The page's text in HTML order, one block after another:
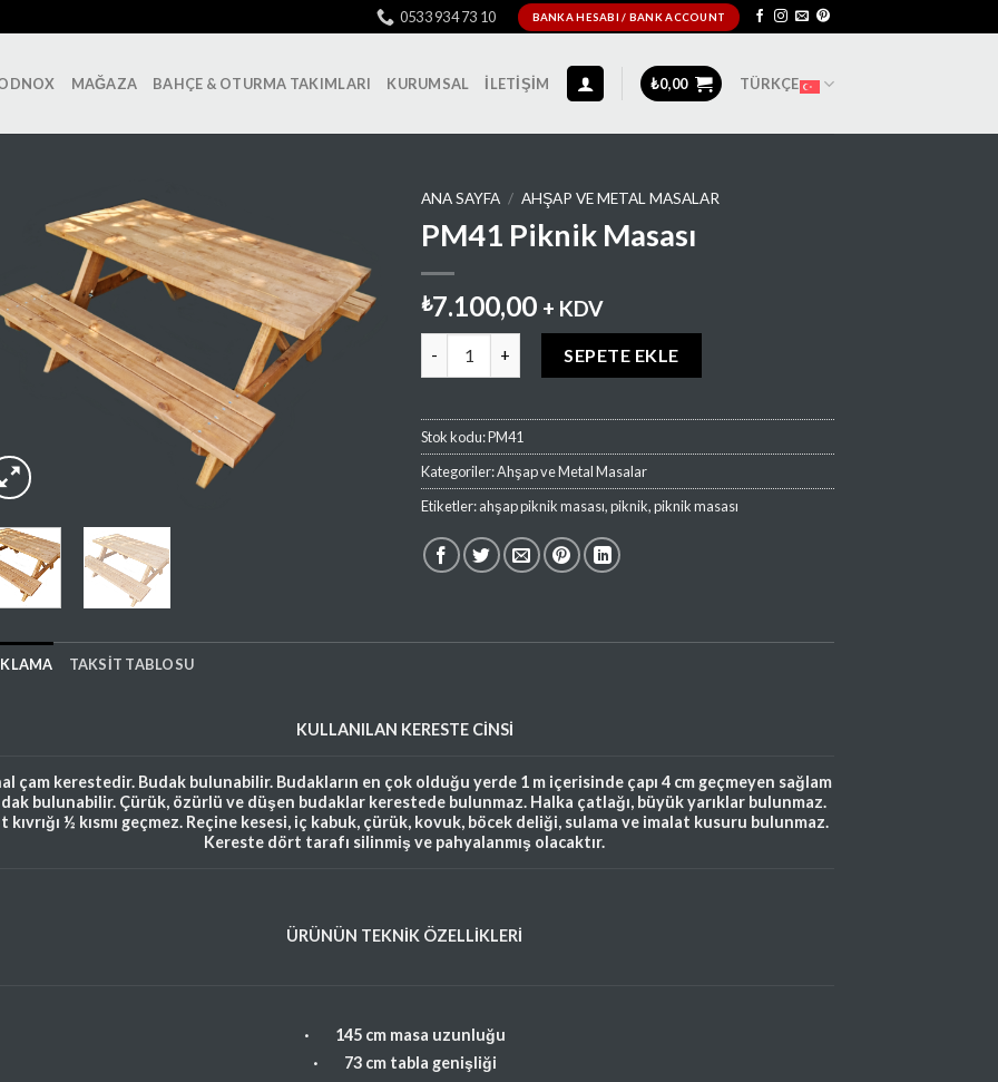
0533 934 73 10 BANKA HESABI / BANK ACCOUNT
MAĞAZA BAHÇE & OTURMA TAKIMLARI KURUMSAL İLETIŞIM ₺0,00 TÜRKÇE
Favorilere
Ekle
ANA SAYFA / AHŞAP VE METAL MASALAR
PM41 Piknik Masası
₺7.100,00 + KDV
SEPETE EKLE
Stok kodu:PM41
Kategoriler:Ahşap ve Metal Masalar
Etiketler:ahşap piknik masası,piknik,piknik masası
TAKSIT TABLOSU
KULLANILAN KERESTE CİNSİ
çam kerestedir. Budak bulunabilir. Budakların en çok olduğu yerde 1 m içerisinde çapı 4 cm geçmeyen sağlam
bulunabilir. Çürük, özürlü ve düşen budaklar kerestede bulunmaz. Halka çatlağı, büyük yarıklar bulunmaz.
kıvrığı ½ kısmı geçmez. Reçine kesesi, iç kabuk, çürük, kovuk, böcek deliği, sulama ve imalat kusuru bulunmaz.
Kereste dört tarafı silinmiş ve pahyalanmış olacaktır.
ÜRÜNÜN TEKNİK ÖZELLİKLERİ
· 145 cm masa uzunluğu
· 73 cm tabla genişliği